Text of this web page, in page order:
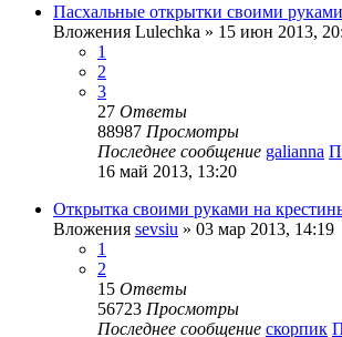
Пасхальные открытки своими руками
Вложения Lulechka » 15 июн 2013,
1
2
3
27 Ответы
88987 Просмотры
Последнее сообщение galianna
16 май 2013, 13:20
Открытка своими руками на
Вложения sevsiu » 03 мар 2013, 14:19
1
2
15 Ответы
56723 Просмотры
Последнее сообщение скорпик